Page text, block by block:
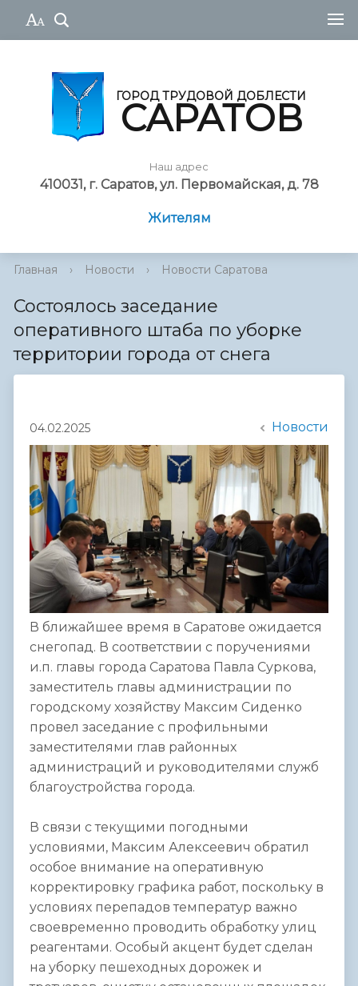
ГОРОД ТРУДОВОЙ ДОБЛЕСТИ
САРАТОВ
Наш адрес
410031, г. Саратов, ул. Первомайская, д. 78
Жителям
Главная › Новости › Новости Саратова
Состоялось заседание
оперативного штаба по уборке
территории города от снега
04.02.2025 Новости
В ближайшее время в Саратове ожидается
снегопад. В соответствии с поручениями
и.п. главы города Саратова Павла Суркова,
заместитель главы администрации по
городскому хозяйству Максим Сиденко
провел заседание с профильными
заместителями глав районных
администраций и руководителями служб
благоустройства города.
В связи с текущими погодными
условиями, Максим Алексеевич обратил
особое внимание на оперативную
корректировку графика работ, поскольку в
условиях перепадов температур важно
своевременно проводить обработку улиц
реагентами. Особый акцент будет сделан
на уборку пешеходных дорожек и